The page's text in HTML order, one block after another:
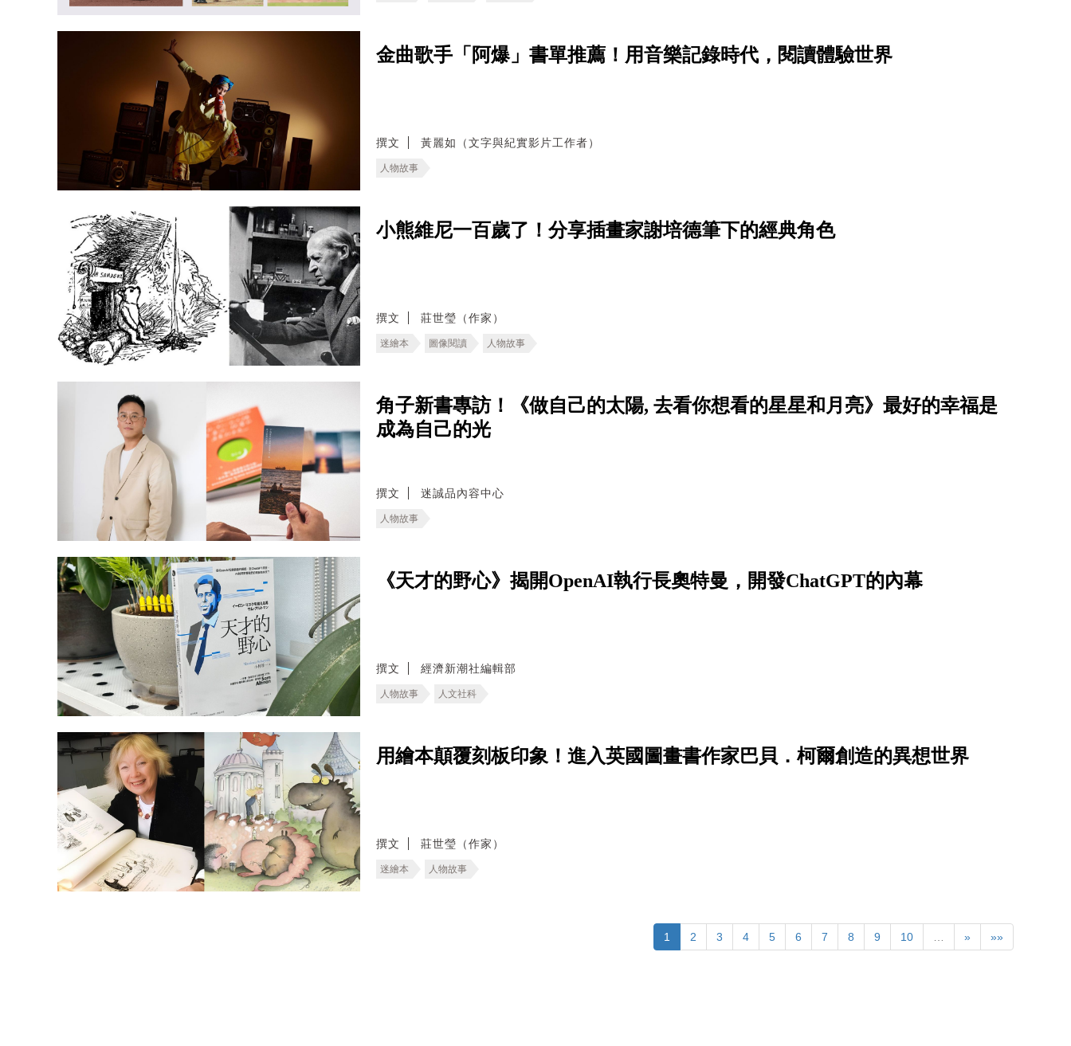
金曲歌手「阿爆」書單推薦！用音樂記錄時代，閱讀體驗世界
撰文 黃麗如（文字與紀實影片工作者）
人物故事
小熊維尼一百歲了！分享插畫家謝培德筆下的經典角色
撰文 莊世瑩（作家）
迷繪本 圖像閱讀 人物故事
角子新書專訪！《做自己的太陽, 去看你想看的星星和月亮》最好的幸福是
成為自己的光
撰文 迷誠品內容中心
人物故事
《天才的野心》揭開OpenAI執行長奧特曼，開發ChatGPT的內幕
撰文 經濟新潮社編輯部
人物故事 人文社科
用繪本顛覆刻板印象！進入英國圖畫書作家巴貝．柯爾創造的異想世界
撰文 莊世瑩（作家）
迷繪本 人物故事
1 2 3 4 5 6 7 8 9 10 … » »»